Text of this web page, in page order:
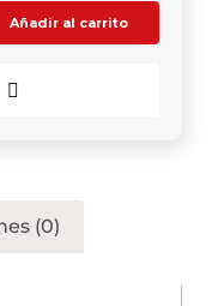
Añadir al carrito
(0)